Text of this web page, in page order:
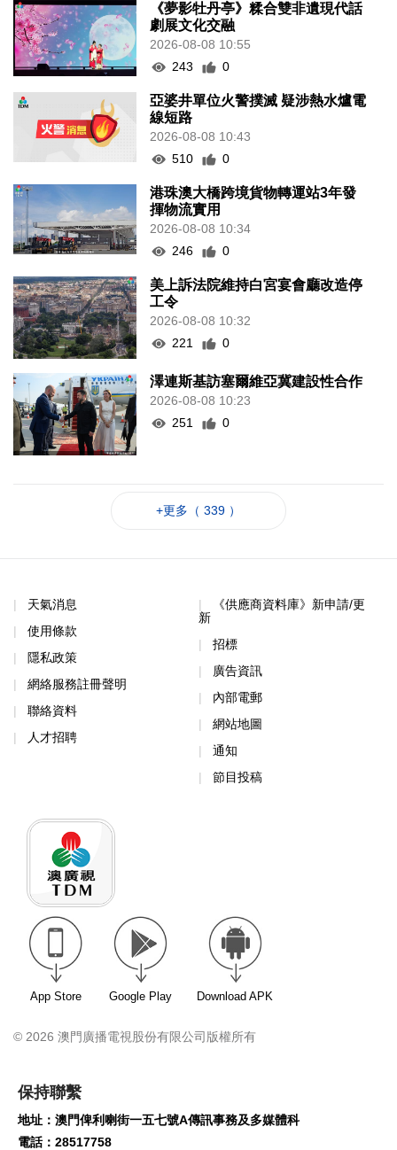
《夢影牡丹亭》糅合雙非遺現代話
劇展文化交融
2026-08-08 10:55
243
0
亞婆井單位火警撲滅 疑涉熱水爐電
線短路
2026-08-08 10:43
510
0
港珠澳大橋跨境貨物轉運站3年發
揮物流實用
2026-08-08 10:34
246
0
美上訴法院維持白宮宴會廳改造停
工令
2026-08-08 10:32
221
0
澤連斯基訪塞爾維亞冀建設性合作
2026-08-08 10:23
251
0
+更多（ 339 ）
天氣消息
使用條款
隱私政策
網絡服務註冊聲明
聯絡資料
人才招聘
《供應商資料庫》新申請/更
新
招標
廣告資訊
內部電郵
網站地圖
通知
節目投稿
App Store Google Play Download APK
© 2026 澳門廣播電視股份有限公司版權所有
保持聯繫
地址：澳門俾利喇街一五七號A傳訊事務及多媒體科
電話：28517758